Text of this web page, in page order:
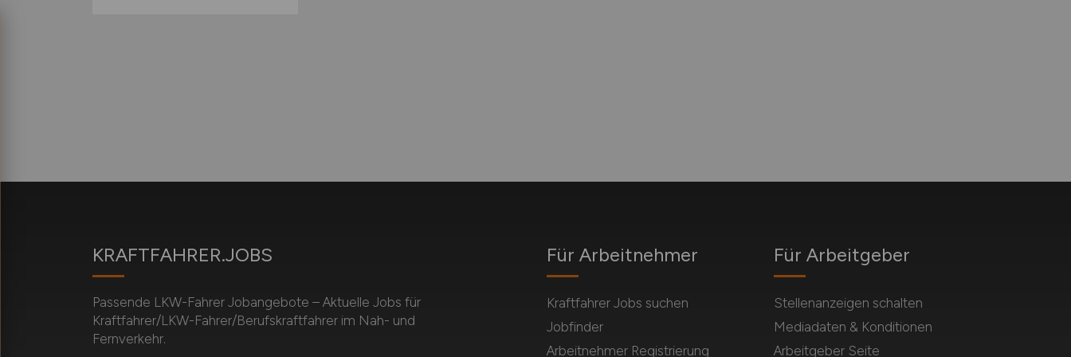
KRAFTFAHRER.JOBS
Passende LKW-Fahrer Jobangebote – Aktuelle Jobs für
Kraftfahrer/LKW-Fahrer/Berufskraftfahrer im Nah- und
Fernverkehr.
Für Arbeitnehmer
Kraftfahrer Jobs suchen
Jobfinder
Arbeitnehmer Registrierung
Für Arbeitgeber
Stellenanzeigen schalten
Mediadaten & Konditionen
Arbeitgeber Seite